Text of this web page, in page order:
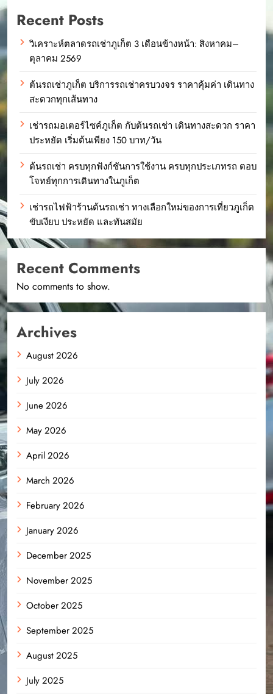
Recent Posts
วิเคราะห์ตลาดรถเช่าภูเก็ต 3 เดือนข้างหน้า: สิงหาคม–
ตุลาคม 2569
ต้นรถเช่าภูเก็ต บริการรถเช่าครบวงจร ราคาคุ้มค่า เดินทาง
สะดวกทุกเส้นทาง
เช่ารถมอเตอร์ไซค์ภูเก็ต กับต้นรถเช่า เดินทางสะดวก ราคา
ประหยัด เริ่มต้นเพียง 150 บาท/วัน
ต้นรถเช่า ครบทุกฟังก์ชันการใช้งาน ครบทุกประเภทรถ ตอบ
โจทย์ทุกการเดินทางในภูเก็ต
เช่ารถไฟฟ้าร้านต้นรถเช่า ทางเลือกใหม่ของการเที่ยวภูเก็ต
ขับเงียบ ประหยัด และทันสมัย
Recent Comments
No comments to show.
Archives
August 2026
July 2026
June 2026
May 2026
April 2026
March 2026
February 2026
January 2026
December 2025
November 2025
October 2025
September 2025
August 2025
July 2025